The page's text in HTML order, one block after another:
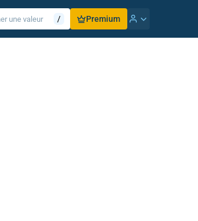
/ Premium